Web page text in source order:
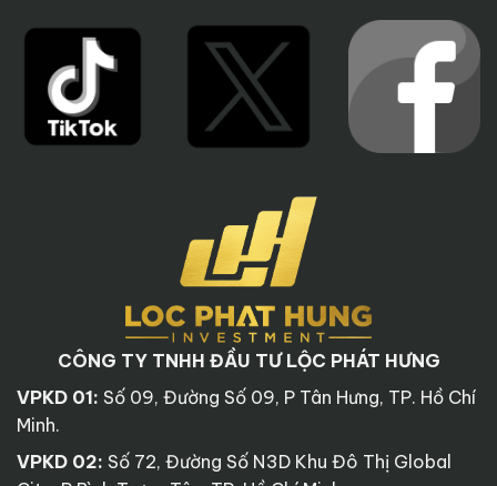
CÔNG TY TNHH ĐẦU TƯ LỘC PHÁT HƯNG
VPKD 01: Số 09, Đường Số 09, P Tân Hưng, TP. Hồ Chí
Minh.
VPKD 02: Số 72, Đường Số N3D Khu Đô Thị Global